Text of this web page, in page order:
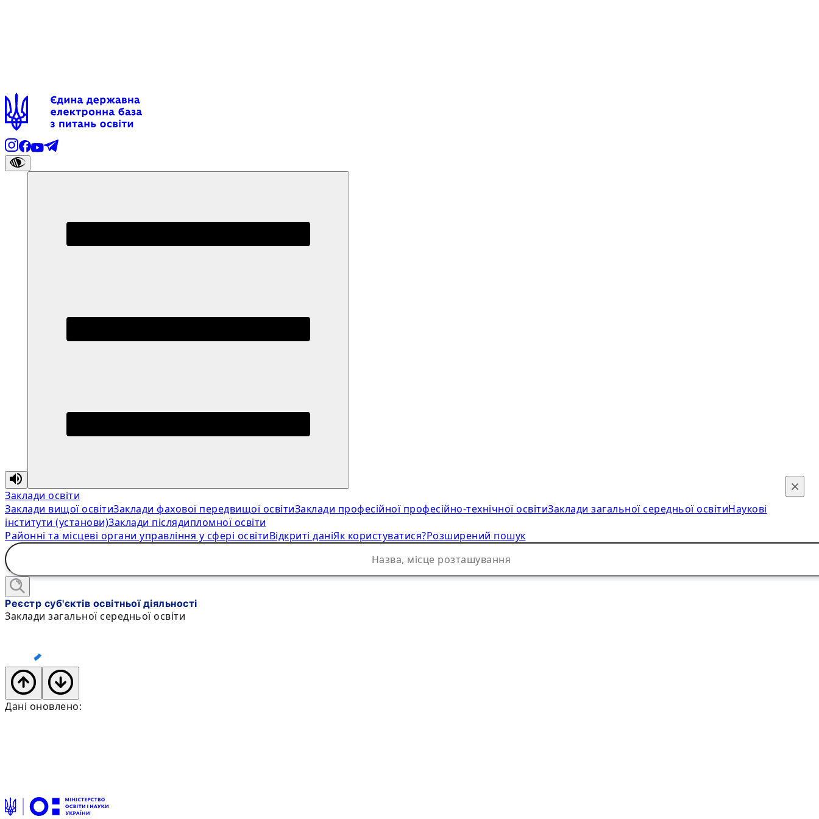
Заклади освіти
Заклади вищої освітиЗаклади фахової передвищої освітиЗаклади професійної професійно-технічної освітиЗаклади загальної середньої освітиНаукові
інститути (установи)Заклади післядипломної освіти
Районні та місцеві органи управління у сфері освітиВідкриті даніЯк користуватися?Розширений пошук
×
Реєстр суб'єктів освітньої діяльності
Заклади загальної середньої освіти
Дані оновлено: